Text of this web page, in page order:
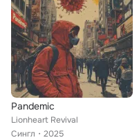
Pandemic
Lionheart Revival
Сингл
2025